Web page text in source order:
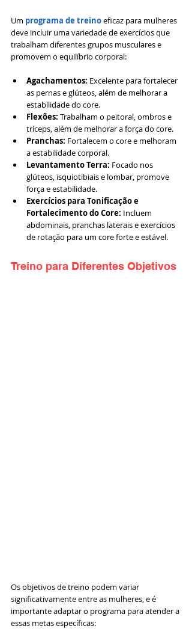
Um programa de treino eficaz para mulheres
deve incluir uma variedade de exercícios que
trabalham diferentes grupos musculares e
promovem o equilíbrio corporal:
Agachamentos: Excelente para fortalecer
as pernas e glúteos, além de melhorar a
estabilidade do core.
Flexões: Trabalham o peitoral, ombros e
tríceps, além de melhorar a força do core.
Pranchas: Fortalecem o core e melhoram
a estabilidade corporal.
Levantamento Terra: Focado nos
glúteos, isquiotibiais e lombar, promove
força e estabilidade.
Exercícios para Tonificação e
Fortalecimento do Core: Incluem
abdominais, pranchas laterais e exercícios
de rotação para um core forte e estável.
Treino para Diferentes Objetivos
Os objetivos de treino podem variar
significativamente entre as mulheres, e é
importante adaptar o programa para atender a
essas metas específicas: